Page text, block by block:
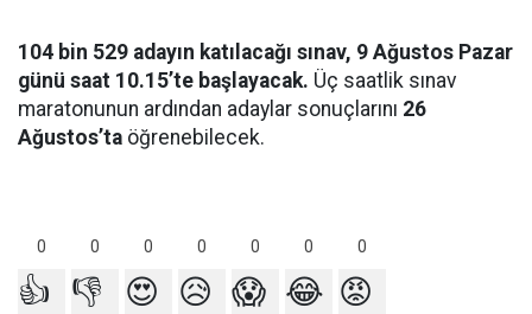
104 bin 529 adayın katılacağı sınav, 9 Ağustos Pazar
günü saat 10.15’te başlayacak. Üç saatlik sınav
maratonunun ardından adaylar sonuçlarını 26
Ağustos’ta öğrenebilecek.
0 0 0 0 0 0 0
👍 👎 😍 😥 😱 😂 😡